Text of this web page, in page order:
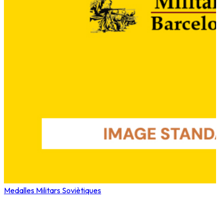
Medalles Militars Soviètiques